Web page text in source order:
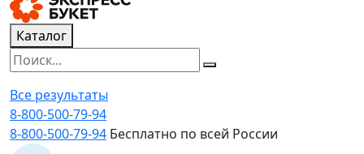
Каталог
Все результаты
8-800-500-79-94
8-800-500-79-94 Бесплатно по всей России